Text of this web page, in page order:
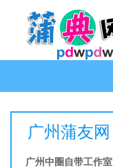
广州蒲友网
广州中圈自带工作室